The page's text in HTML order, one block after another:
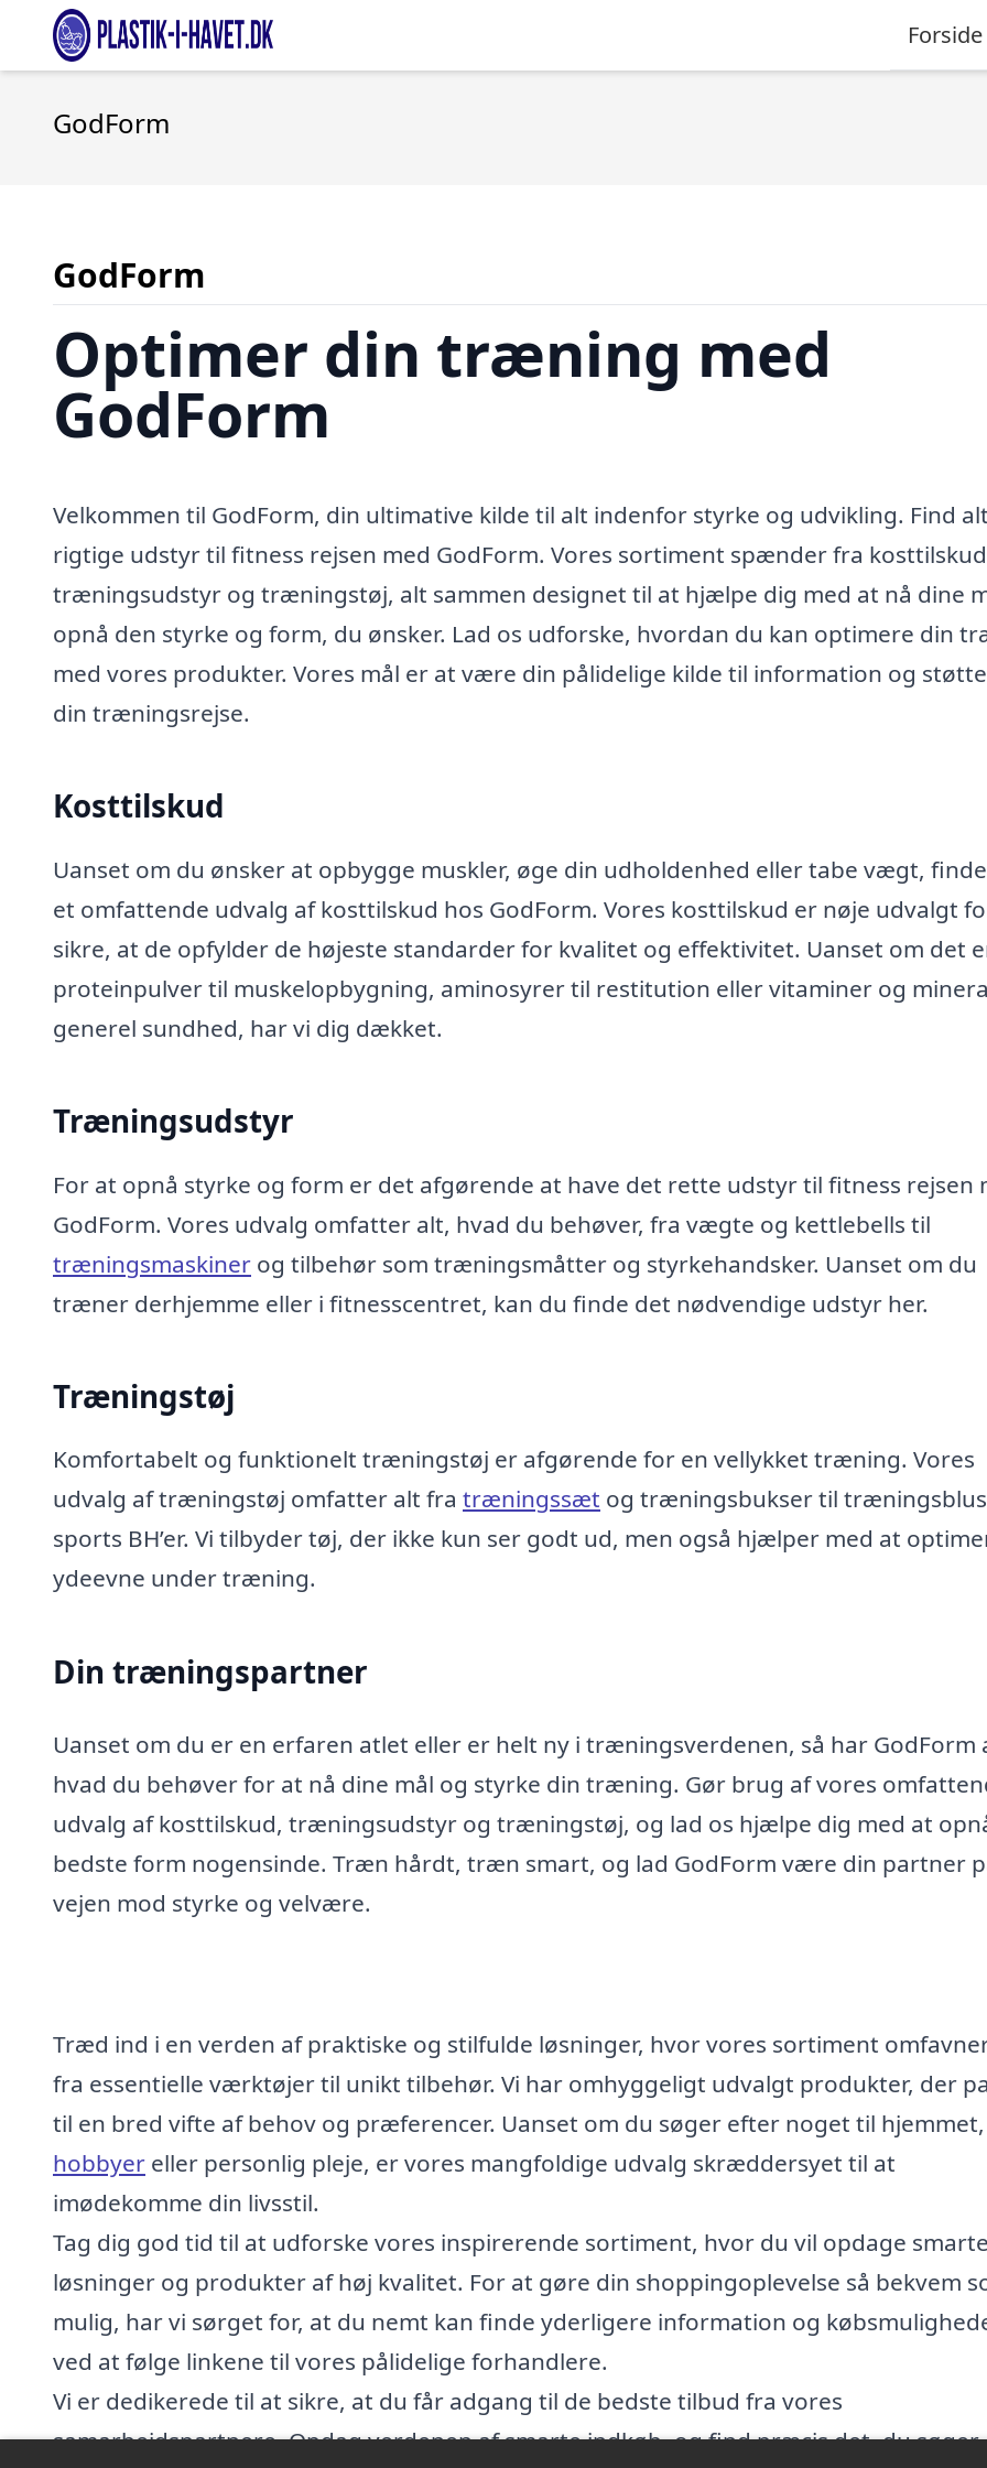
Forside
GodForm
GodForm
Optimer din træning med
GodForm
Velkommen til GodForm, din ultimative kilde til alt indenfor styrke og udvikling. Find
rigtige udstyr til fitness rejsen med GodForm. Vores sortiment spænder fra
træningsudstyr og træningstøj, alt sammen designet til at hjælpe dig med at nå dine
opnå den styrke og form, du ønsker. Lad os udforske, hvordan du kan optimere din
med vores produkter. Vores mål er at være din pålidelige kilde til information og
din træningsrejse.
Kosttilskud
Uanset om du ønsker at opbygge muskler, øge din udholdenhed eller tabe vægt,
et omfattende udvalg af kosttilskud hos GodForm. Vores kosttilskud er nøje udvalgt
sikre, at de opfylder de højeste standarder for kvalitet og effektivitet. Uanset om det
proteinpulver til muskelopbygning, aminosyrer til restitution eller vitaminer og
generel sundhed, har vi dig dækket.
Træningsudstyr
For at opnå styrke og form er det afgørende at have det rette udstyr til fitness rejsen
GodForm. Vores udvalg omfatter alt, hvad du behøver, fra vægte og kettlebells til
træningsmaskiner og tilbehør som træningsmåtter og styrkehandsker. Uanset om du
træner derhjemme eller i fitnesscentret, kan du finde det nødvendige udstyr her.
Træningstøj
Komfortabelt og funktionelt træningstøj er afgørende for en vellykket træning. Vores
udvalg af træningstøj omfatter alt fra træningssæt og træningsbukser til
sports BH’er. Vi tilbyder tøj, der ikke kun ser godt ud, men også hjælper med at
ydeevne under træning.
Din træningspartner
Uanset om du er en erfaren atlet eller er helt ny i træningsverdenen, så har GodForm
hvad du behøver for at nå dine mål og styrke din træning. Gør brug af vores
udvalg af kosttilskud, træningsudstyr og træningstøj, og lad os hjælpe dig med at
bedste form nogensinde. Træn hårdt, træn smart, og lad GodForm være din partner
vejen mod styrke og velvære.
Træd ind i en verden af praktiske og stilfulde løsninger, hvor vores sortiment
fra essentielle værktøjer til unikt tilbehør. Vi har omhyggeligt udvalgt produkter, der
til en bred vifte af behov og præferencer. Uanset om du søger efter noget til hjemmet,
hobbyer eller personlig pleje, er vores mangfoldige udvalg skræddersyet til at
imødekomme din livsstil.
Tag dig god tid til at udforske vores inspirerende sortiment, hvor du vil opdage smarte
løsninger og produkter af høj kvalitet. For at gøre din shoppingoplevelse så bekvem
mulig, har vi sørget for, at du nemt kan finde yderligere information og
ved at følge linkene til vores pålidelige forhandlere.
Vi er dedikerede til at sikre, at du får adgang til de bedste tilbud fra vores
samarbejdspartnere. Opdag verdenen af smarte indkøb, og find præcis det, du søger.